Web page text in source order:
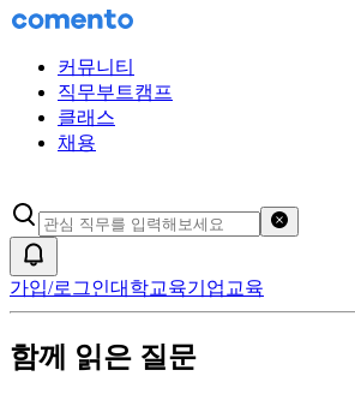
커뮤니티
직무부트캠프
클래스
채용
가입/로그인대학교육기업교육
함께 읽은 질문